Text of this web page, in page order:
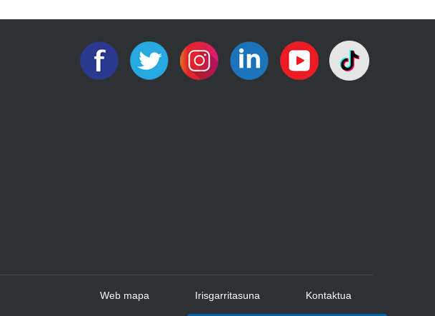
Web mapa Irisgarritasuna Kontaktua